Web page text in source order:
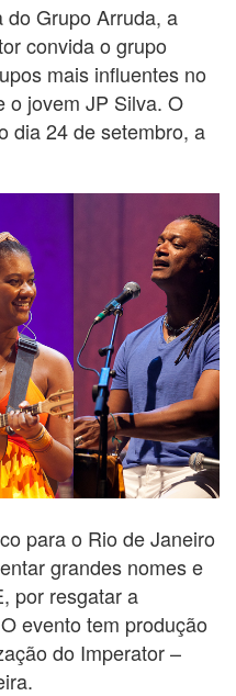
Grupo Arruda, a
convida o grupo
mais influentes no
o jovem JP Silva. O
dia 24 de setembro, a
para o Rio de Janeiro
grandes nomes e
por resgatar a
evento tem produção
do Imperator –